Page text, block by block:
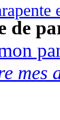
de
mes